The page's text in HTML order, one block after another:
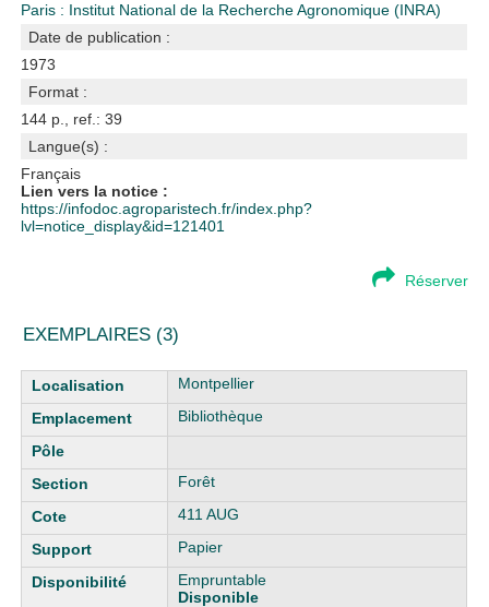
Paris : Institut National de la Recherche Agronomique (INRA)
Date de publication :
1973
Format :
144 p., ref.: 39
Langue(s) :
Français
Lien vers la notice :
https://infodoc.agroparistech.fr/index.php?
lvl=notice_display&id=121401
Réserver
EXEMPLAIRES (3)
Liste des exemplaires
Montpellier
Bibliothèque
Forêt
411 AUG
Papier
Empruntable
Disponible